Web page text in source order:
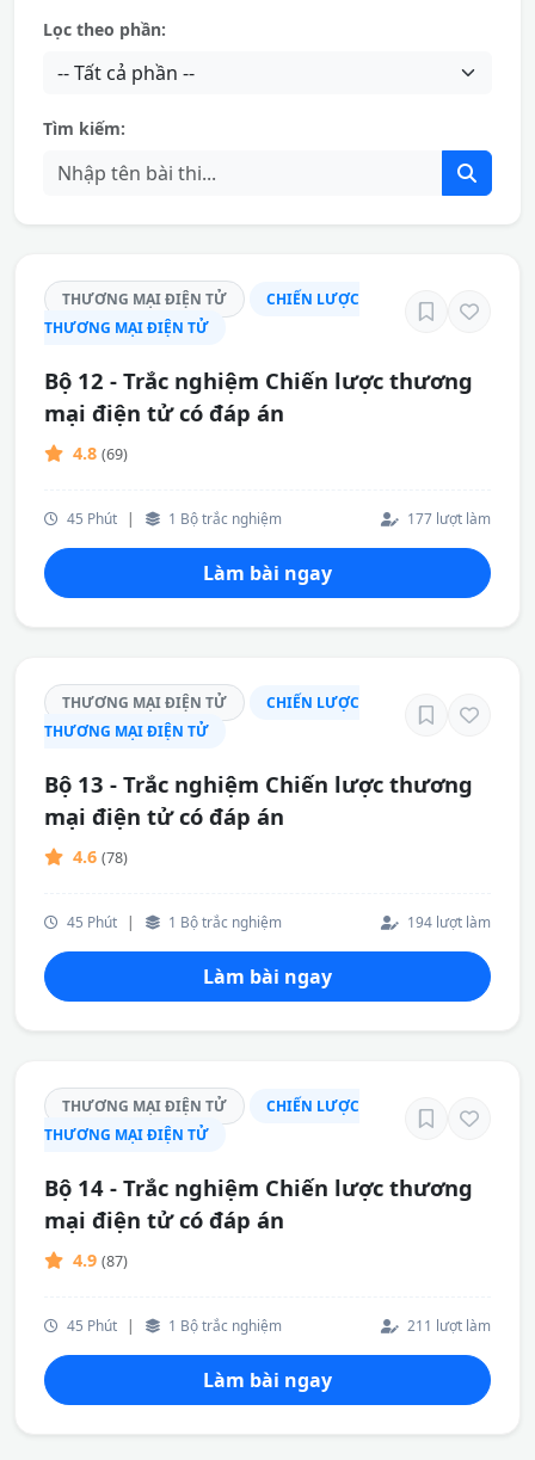
Lọc theo phần:
Tìm kiếm:
THƯƠNG MẠI ĐIỆN TỬ
CHIẾN LƯỢC
THƯƠNG MẠI ĐIỆN TỬ
Bộ 12 - Trắc nghiệm Chiến lược thương
mại điện tử có đáp án
4.8 (69)
45 Phút | 1 Bộ trắc nghiệm 177 lượt làm
Làm bài ngay
THƯƠNG MẠI ĐIỆN TỬ
CHIẾN LƯỢC
THƯƠNG MẠI ĐIỆN TỬ
Bộ 13 - Trắc nghiệm Chiến lược thương
mại điện tử có đáp án
4.6 (78)
45 Phút | 1 Bộ trắc nghiệm 194 lượt làm
Làm bài ngay
THƯƠNG MẠI ĐIỆN TỬ
CHIẾN LƯỢC
THƯƠNG MẠI ĐIỆN TỬ
Bộ 14 - Trắc nghiệm Chiến lược thương
mại điện tử có đáp án
4.9 (87)
45 Phút | 1 Bộ trắc nghiệm 211 lượt làm
Làm bài ngay